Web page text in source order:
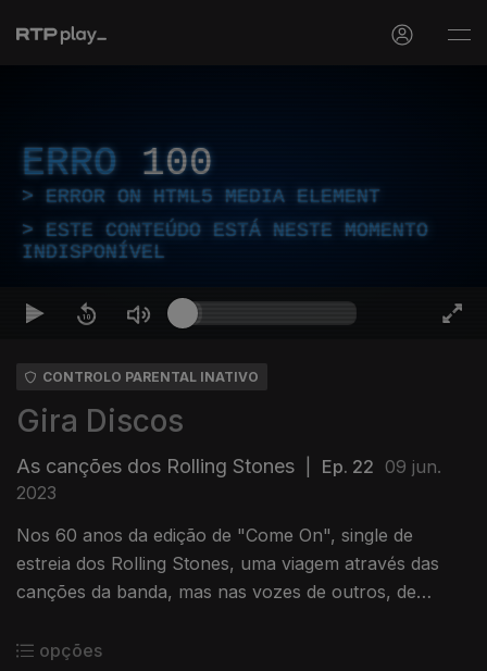
ERRO 100
ERROR ON HTML5 MEDIA ELEMENT
ESTE CONTEÚDO ESTÁ NESTE MOMENTO
INDISPONÍVEL
CONTROLO PARENTAL INATIVO
Gira Discos
As canções dos Rolling Stones Ep. 22 09 jun.
2023
Nos 60 anos da edição de "Come On", single de
estreia dos Rolling Stones, uma viagem através das
canções da banda, mas nas vozes de outros, de
Buckingham, entre outros.
opções